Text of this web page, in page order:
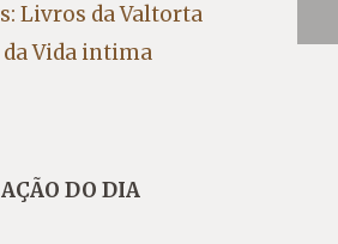
Livros da Valtorta
Vida intima
DO DIA